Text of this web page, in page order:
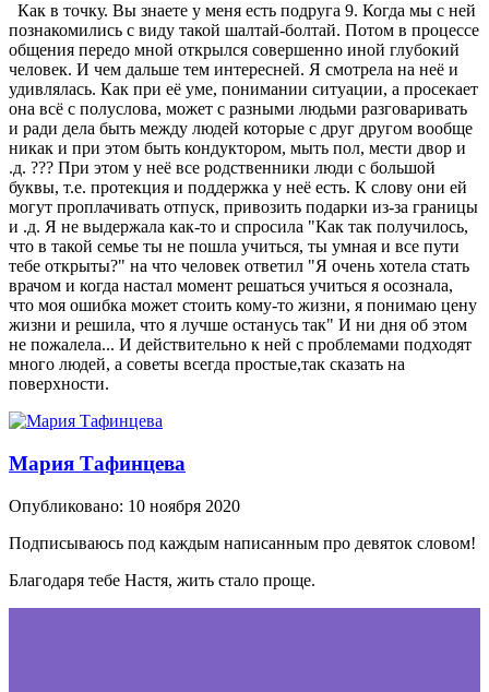
Как в точку. Вы знаете у меня есть подруга 9. Когда мы с ней
познакомились с виду такой шалтай-болтай. Потом в процессе
общения передо мной открылся совершенно иной глубокий
человек. И чем дальше тем интересней. Я смотрела на неё и
удивлялась. Как при её уме, понимании ситуации, а просекает
она всё с полуслова, может с разными людьми разговаривать
и ради дела быть между людей которые с друг другом вообще
никак и при этом быть кондуктором, мыть пол, мести двор и
.д. ??? При этом у неё все родственники люди с большой
буквы, т.е. протекция и поддержка у неё есть. К слову они ей
могут проплачивать отпуск, привозить подарки из-за границы
и .д. Я не выдержала как-то и спросила "Как так получилось,
что в такой семье ты не пошла учиться, ты умная и все пути
тебе открыты?" на что человек ответил "Я очень хотела стать
врачом и когда настал момент решаться учиться я осознала,
что моя ошибка может стоить кому-то жизни, я понимаю цену
жизни и решила, что я лучше останусь так" И ни дня об этом
не пожалела... И действительно к ней с проблемами подходят
много людей, а советы всегда простые,так сказать на
поверхности.
Мария Тафинцева
Опубликовано: 10 ноября 2020
Подписываюсь под каждым написанным про девяток словом!
Благодаря тебе Настя, жить стало проще.